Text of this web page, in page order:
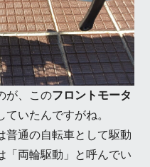
が、このフロントモータ
いたんですがね。
普通の自転車として駆動
「両輪駆動」と呼んでい